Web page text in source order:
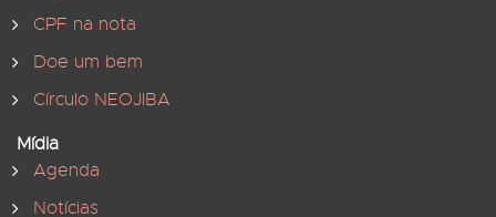
CPF na nota
Doe um bem
Círculo NEOJIBA
Mídia
Agenda
Notícias